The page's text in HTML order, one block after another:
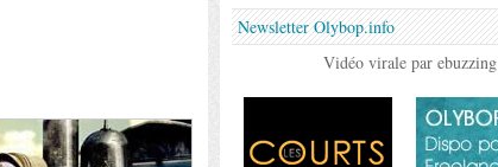
Newsletter Olybop.info
Vidéo virale par ebuzzing